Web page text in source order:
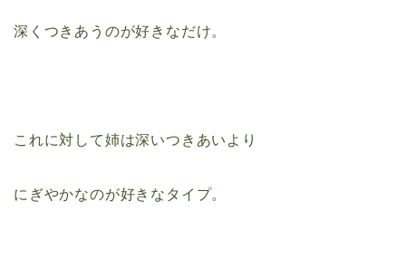
深くつきあうのが好きなだけ。
これに対して姉は深いつきあいより
にぎやかなのが好きなタイプ。